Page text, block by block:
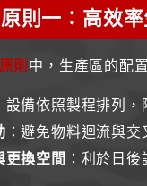
則一：高效
則 中，生產區的配
設備依照製程排列
：避免物料迴流與
更換空間 ：利於日